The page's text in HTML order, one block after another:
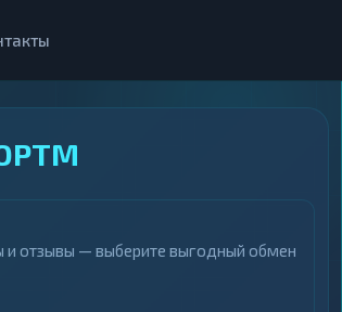
и отзывы — выберите выгодный обмен